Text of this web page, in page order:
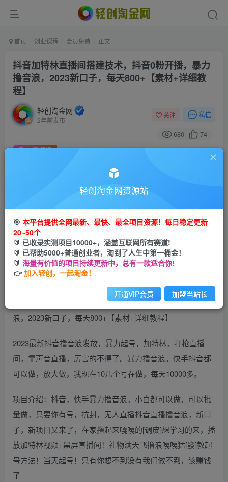
首页 创业课程 会员免费 正文
抖音加特林直播间搭建技术，抖音0粉开播，暴力
撸音浪，2023新口子，每天800+【素材+详细教
程】
轻创淘金网
2年前发布
关注 私信
680 74
此内容为付费阅读，请付费后查看
9.9
会员免费 钻石会员免费
立即购买
您当前未登录！建议登陆后购买，可保存购买订单
付费阅读
2023最新抖音撸音浪发放，暴力起号，加特林，打枪直播
间，靠声音直播，厉害的不得了。暴力撸音浪。快手抖音都
可以做，放大做，我现在10几个号在做，每天10000多。
项目介绍：抖音，快手暴力撸音浪，小白都可以做，可以批
量做，只要你有号，抗封，无人直播抖音直播撸音浪，新口
子，新项目又来了，在家撸起来嘎嘎的[调皮]想学习的来，播
放加特林视频+黑屏直播间！礼物满天飞撸浪嘎嘎猛[發]教起
号方法！当天起号！只有你想不到没有我们做不到，该赚钱
了
轻创淘金网资源站
🎯 本平台提供全网最新、最快、最全项目资源！每日稳定更新
20~50个
🔰 已收录实测项目10000+，涵盖互联网所有赛道!
🔰 已帮助5000+普通创业者，淘到了人生中第一桶金！
🔰 海量有价值的项目持续更新中，总有一款适合你!
👉加入轻创，一起淘金！
开通VIP会员 加盟当站长